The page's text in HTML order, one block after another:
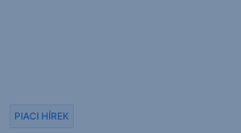
PIACI HÍREK